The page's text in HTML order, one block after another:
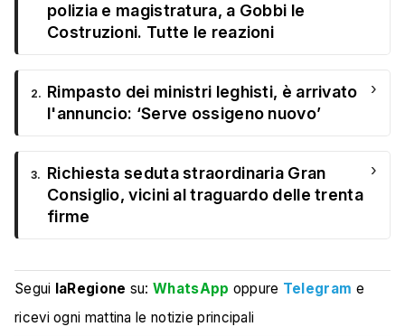
polizia e magistratura, a Gobbi le
Costruzioni. Tutte le reazioni
2. Rimpasto dei ministri leghisti, è arrivato
l'annuncio: ‘Serve ossigeno nuovo’
›
3. Richiesta seduta straordinaria Gran
Consiglio, vicini al traguardo delle trenta
firme
›
Segui laRegione su:WhatsApp oppure Telegram e
ricevi ogni mattina le notizie principali